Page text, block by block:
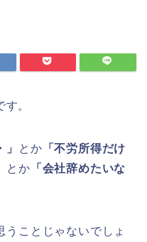
。
とか 「不労所得だけ
とか 「会社辞めたいな
ことじゃないでしょ